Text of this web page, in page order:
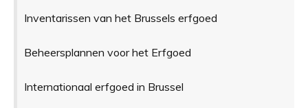
Inventarissen van het Brussels erfgoed
Beheersplannen voor het Erfgoed
Internationaal erfgoed in Brussel